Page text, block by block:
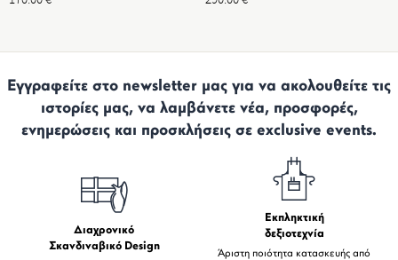
Εγγραφείτε στο newsletter μας για να ακολουθείτε τις
ιστορίες μας, να λαμβάνετε νέα, προσφορές,
ενημερώσεις και προσκλήσεις σε exclusive events.
Διαχρονικό
Σκανδιναβικό Design
Εκπληκτική
δεξιοτεχνία
Άριστη ποιότητα κατασκευής από